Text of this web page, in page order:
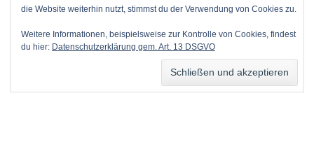
die Website weiterhin nutzt, stimmst du der Verwendung von Cookies zu.
Weitere Informationen, beispielsweise zur Kontrolle von Cookies, findest
du hier: Datenschutzerklärung gem. Art. 13 DSGVO